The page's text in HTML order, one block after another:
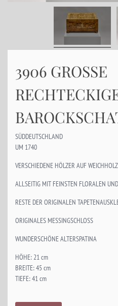
3906 GROSSE
SÜDDEUTSCHLAND
UM 1740
VERSCHIEDENE HÖLZER AUF
ALLSEITIG MIT FEINSTEN FLORALEN
RESTE DER ORIGINALEN
ORIGINALES MESSINGSCHLOSS
WUNDERSCHÖNE ALTERSPATINA
HÖHE: 21 cm
BREITE: 45 cm
TIEFE: 41 cm